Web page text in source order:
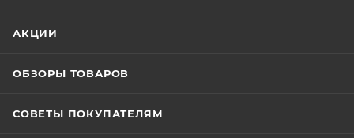
АКЦИИ
ОБЗОРЫ ТОВАРОВ
СОВЕТЫ ПОКУПАТЕЛЯМ